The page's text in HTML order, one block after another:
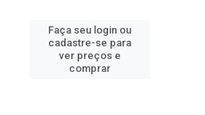
Faça seu login ou
cadastre-se para
ver preços e
comprar